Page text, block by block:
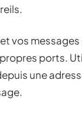
vos
ports.
une